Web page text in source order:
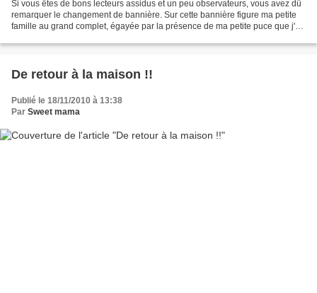
Si vous êtes de bons lecteurs assidus et un peu observateurs, vous avez dû
remarquer le changement de bannière. Sur cette bannière figure ma petite
famille au grand complet, égayée par la présence de ma petite puce que j'ai
De retour à la maison !!
Publié le 18/11/2010 à 13:38
Par Sweet mama